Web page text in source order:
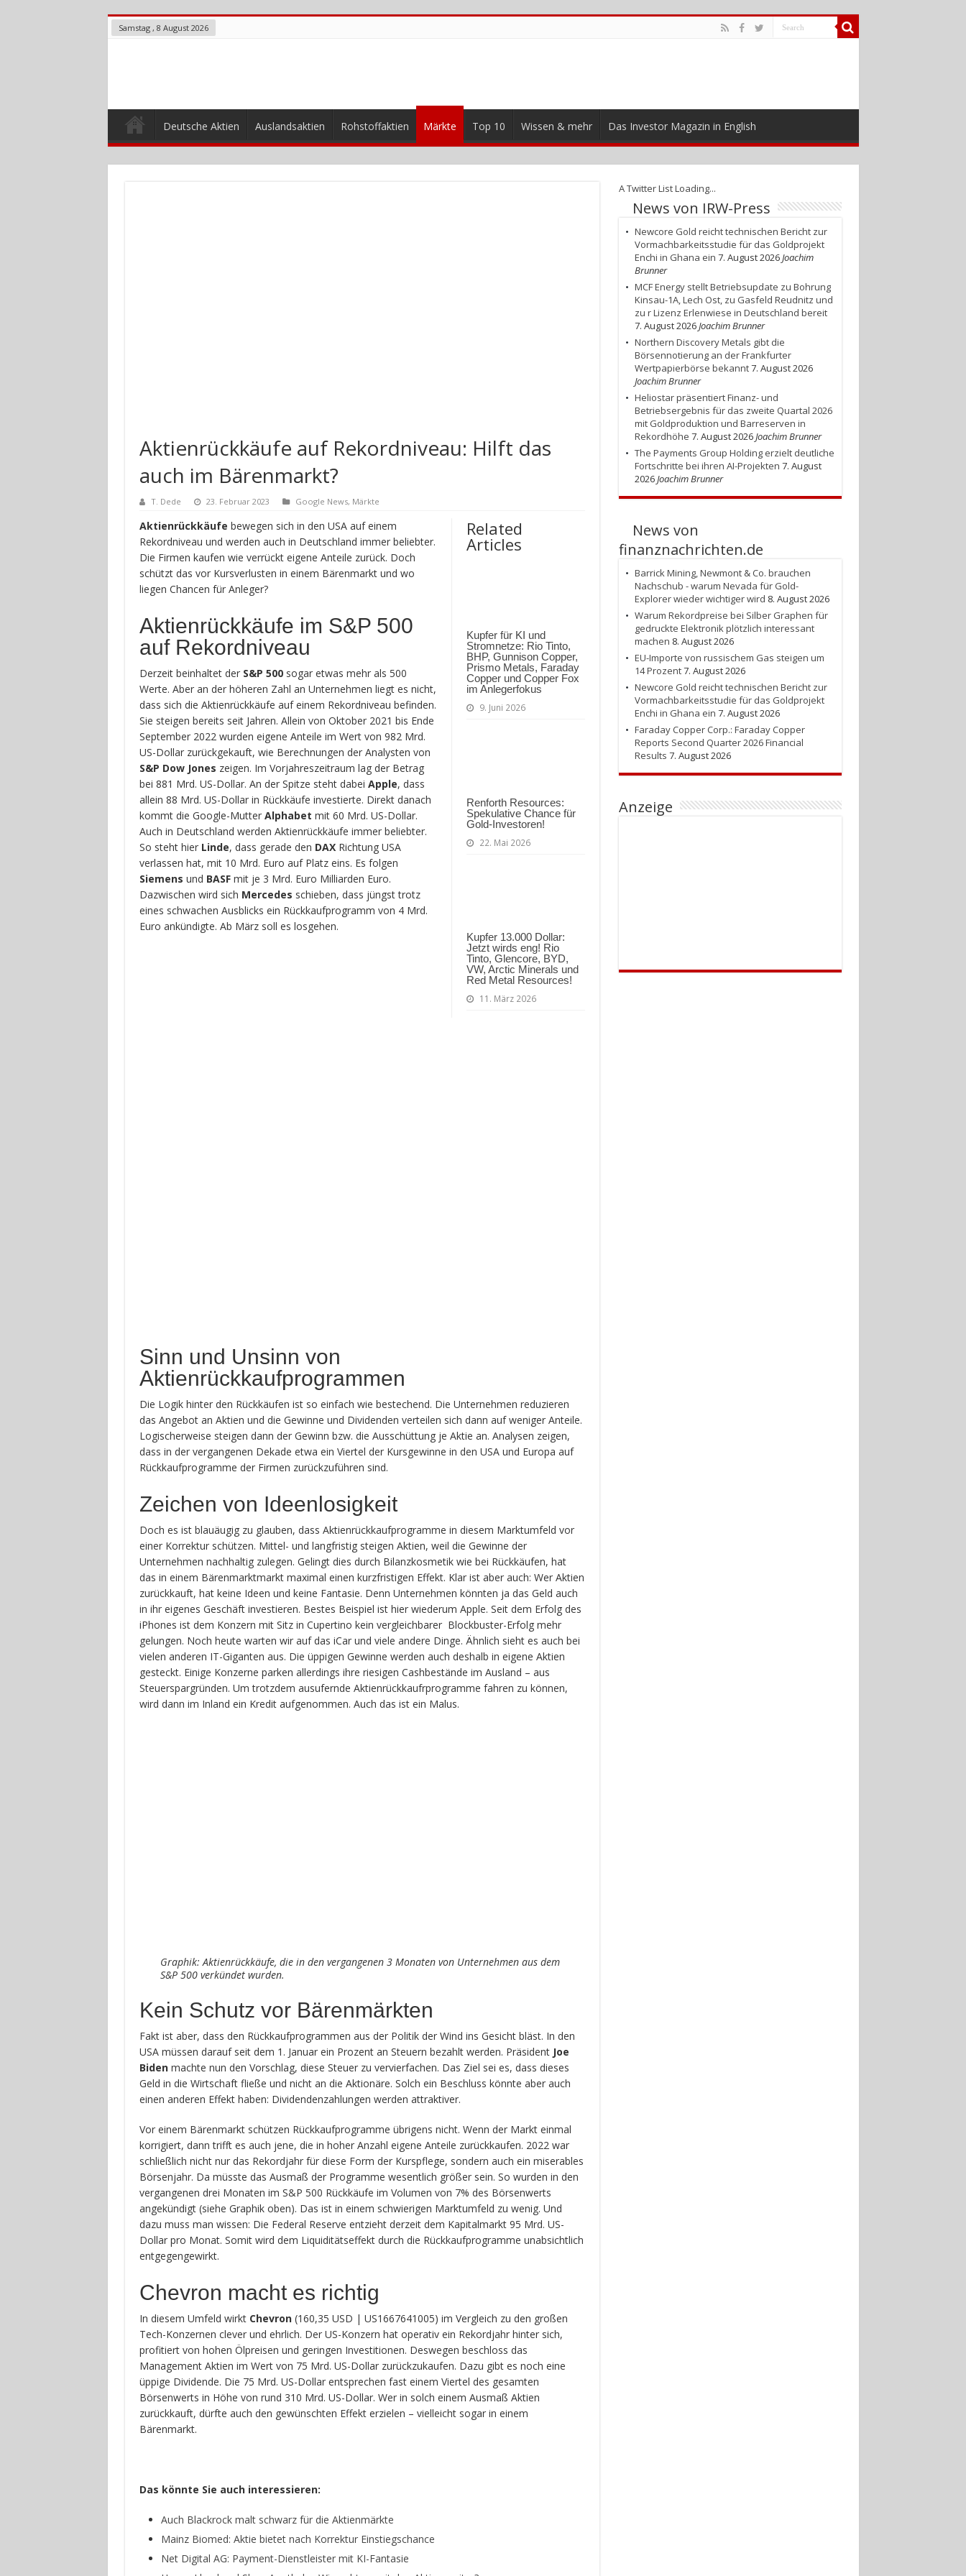
Samstag , 8 August 2026
Deutsche Aktien Auslandsaktien Rohstoffaktien Märkte Top 10 Wissen & mehr Das Investor Magazin in English
Aktienrückkäufe auf Rekordniveau: Hilft das
auch im Bärenmarkt?
T. Dede 23. Februar 2023 Google News, Märkte
Related
Articles
Kupfer für KI und
Stromnetze: Rio Tinto,
BHP, Gunnison Copper,
Prismo Metals, Faraday
Copper und Copper Fox
im Anlegerfokus
9. Juni 2026
Renforth Resources:
Spekulative Chance für
Gold-Investoren!
22. Mai 2026
Kupfer 13.000 Dollar:
Jetzt wirds eng! Rio
Tinto, Glencore, BYD,
VW, Arctic Minerals und
Red Metal Resources!
11. März 2026
Aktienrückkäufe bewegen sich in den USA auf einem
Rekordniveau und werden auch in Deutschland immer beliebter.
Die Firmen kaufen wie verrückt eigene Anteile zurück. Doch
schützt das vor Kursverlusten in einem Bärenmarkt und wo
liegen Chancen für Anleger?
Aktienrückkäufe im S&P 500
auf Rekordniveau
Derzeit beinhaltet der S&P 500sogar etwas mehr als 500
Werte. Aber an der höheren Zahl an Unternehmen liegt es nicht,
dass sich die Aktienrückkäufe auf einem Rekordniveau befinden.
Sie steigen bereits seit Jahren. Allein von Oktober 2021 bis Ende
September 2022 wurden eigene Anteile im Wert von 982 Mrd.
US-Dollar zurückgekauft, wie Berechnungen der Analysten von
S&P Dow Jones zeigen. Im Vorjahreszeitraum lag der Betrag
bei 881 Mrd. US-Dollar. An der Spitze steht dabei Apple, dass
allein 88 Mrd. US-Dollar in Rückkäufe investierte. Direkt danach
kommt die Google-Mutter Alphabet mit 60 Mrd. US-Dollar.
Auch in Deutschland werden Aktienrückkäufe immer beliebter.
So steht hier Linde, dass gerade den DAXRichtung USA
verlassen hat, mit 10 Mrd. Euro auf Platz eins. Es folgen
Siemens und BASFmit je 3 Mrd. Euro Milliarden Euro.
Dazwischen wird sich Mercedes schieben, dass jüngst trotz
eines schwachen Ausblicks ein Rückkaufprogramm von 4 Mrd.
Euro ankündigte. Ab März soll es losgehen.
Sinn und Unsinn von
Aktienrückkaufprogrammen
Die Logik hinter den Rückkäufen ist so einfach wie bestechend. Die Unternehmen reduzieren
das Angebot an Aktien und die Gewinne und Dividenden verteilen sich dann auf weniger Anteile.
Logischerweise steigen dann der Gewinn bzw. die Ausschüttung je Aktie an. Analysen zeigen,
dass in der vergangenen Dekade etwa ein Viertel der Kursgewinne in den USA und Europa auf
Rückkaufprogramme der Firmen zurückzuführen sind.
Zeichen von Ideenlosigkeit
Doch es ist blauäugig zu glauben, dass Aktienrückkaufprogramme in diesem Marktumfeld vor
einer Korrektur schützen. Mittel- und langfristig steigen Aktien, weil die Gewinne der
Unternehmen nachhaltig zulegen. Gelingt dies durch Bilanzkosmetik wie bei Rückkäufen, hat
das in einem Bärenmarktmarkt maximal einen kurzfristigen Effekt. Klar ist aber auch: Wer Aktien
zurückkauft, hat keine Ideen und keine Fantasie. Denn Unternehmen könnten ja das Geld auch
in ihr eigenes Geschäft investieren. Bestes Beispiel ist hier wiederum Apple. Seit dem Erfolg des
iPhones ist dem Konzern mit Sitz in Cupertino kein vergleichbarer Blockbuster-Erfolg mehr
gelungen. Noch heute warten wir auf das iCar und viele andere Dinge. Ähnlich sieht es auch bei
vielen anderen IT-Giganten aus. Die üppigen Gewinne werden auch deshalb in eigene Aktien
gesteckt. Einige Konzerne parken allerdings ihre riesigen Cashbestände im Ausland – aus
Steuerspargründen. Um trotzdem ausufernde Aktienrückkaufrprogramme fahren zu können,
wird dann im Inland ein Kredit aufgenommen. Auch das ist ein Malus.
Graphik: Aktienrückkäufe, die in den vergangenen 3 Monaten von Unternehmen aus dem
S&P 500 verkündet wurden.
Kein Schutz vor Bärenmärkten
Fakt ist aber, dass den Rückkaufprogrammen aus der Politik der Wind ins Gesicht bläst. In den
USA müssen darauf seit dem 1. Januar ein Prozent an Steuern bezahlt werden. Präsident Joe
Bidenmachte nun den Vorschlag, diese Steuer zu vervierfachen. Das Ziel sei es, dass dieses
Geld in die Wirtschaft fließe und nicht an die Aktionäre. Solch ein Beschluss könnte aber auch
einen anderen Effekt haben: Dividendenzahlungen werden attraktiver.
Vor einem Bärenmarkt schützen Rückkaufprogramme übrigens nicht. Wenn der Markt einmal
korrigiert, dann trifft es auch jene, die in hoher Anzahl eigene Anteile zurückkaufen. 2022 war
schließlich nicht nur das Rekordjahr für diese Form der Kurspflege, sondern auch ein miserables
Börsenjahr. Da müsste das Ausmaß der Programme wesentlich größer sein. So wurden in den
vergangenen drei Monaten im S&P 500 Rückkäufe im Volumen von 7% des Börsenwerts
angekündigt (siehe Graphik oben). Das ist in einem schwierigen Marktumfeld zu wenig. Und
dazu muss man wissen: Die Federal Reserve entzieht derzeit dem Kapitalmarkt 95 Mrd. US-
Dollar pro Monat. Somit wird dem Liquiditätseffekt durch die Rückkaufprogramme unabsichtlich
entgegengewirkt.
Chevron macht es richtig
In diesem Umfeld wirkt Chevron(160,35 USD | US1667641005) im Vergleich zu den großen
Tech-Konzernen clever und ehrlich. Der US-Konzern hat operativ ein Rekordjahr hinter sich,
profitiert von hohen Ölpreisen und geringen Investitionen. Deswegen beschloss das
Management Aktien im Wert von 75 Mrd. US-Dollar zurückzukaufen. Dazu gibt es noch eine
üppige Dividende. Die 75 Mrd. US-Dollar entsprechen fast einem Viertel des gesamten
Börsenwerts in Höhe von rund 310 Mrd. US-Dollar. Wer in solch einem Ausmaß Aktien
zurückkauft, dürfte auch den gewünschten Effekt erzielen – vielleicht sogar in einem
Bärenmarkt.
Das könnte Sie auch interessieren:
Auch Blackrock malt schwarz für die Aktienmärkte
Mainz Biomed: Aktie bietet nach Korrektur Einstiegschance
Net Digital AG: Payment-Dienstleister mit KI-Fantasie
A Twitter List Loading...
News von IRW-Press
Newcore Gold reicht technischen Bericht zur
Vormachbarkeitsstudie für das Goldprojekt
Enchi in Ghana ein 7. August 2026Joachim
Brunner
MCF Energy stellt Betriebsupdate zu Bohrung
Kinsau-1A, Lech Ost, zu Gasfeld Reudnitz und
zu r Lizenz Erlenwiese in Deutschland bereit
7. August 2026Joachim Brunner
Northern Discovery Metals gibt die
Börsennotierung an der Frankfurter
Wertpapierbörse bekannt7. August 2026
Joachim Brunner
Heliostar präsentiert Finanz- und
Betriebsergebnis für das zweite Quartal 2026
mit Goldproduktion und Barreserven in
Rekordhöhe 7. August 2026Joachim Brunner
The Payments Group Holding erzielt deutliche
Fortschritte bei ihren AI-Projekten 7. August
2026Joachim Brunner
News von
finanznachrichten.de
Barrick Mining, Newmont & Co. brauchen
Nachschub - warum Nevada für Gold-
Explorer wieder wichtiger wird 8. August 2026
Warum Rekordpreise bei Silber Graphen für
gedruckte Elektronik plötzlich interessant
machen 8. August 2026
EU-Importe von russischem Gas steigen um
14 Prozent7. August 2026
Newcore Gold reicht technischen Bericht zur
Vormachbarkeitsstudie für das Goldprojekt
Enchi in Ghana ein 7. August 2026
Faraday Copper Corp.: Faraday Copper
Reports Second Quarter 2026 Financial
Results 7. August 2026
Anzeige